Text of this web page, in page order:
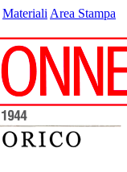
Materiali Area Stampa